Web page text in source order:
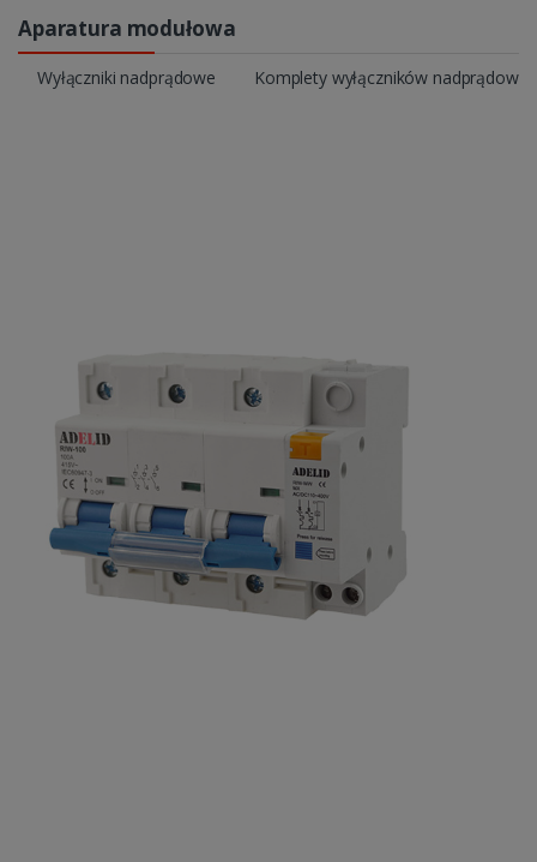
Aparatura modułowa
Wyłączniki nadprądowe Komplety wyłączników